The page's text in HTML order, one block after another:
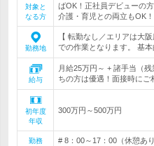
対象と
なる方
ばOK！正社員デビューの
介護・育児との両立もOK！
勤務地
【 転勤なし／エリアは大
での作業となります。 基本
給与
月給25万円～ + 諸手当（
ちの方は優遇！面接時に
初年度
年収
300万円～500万円
勤務
# 8：00～17：00（休憩あ